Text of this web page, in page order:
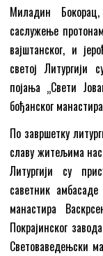
Миладин
саслужење
вајштанског, и
светој Литургији
појања „Свети
бођанског
По завршетку
славу житељима
Литургији су
саветник
манастира
Покрајинског
Световаведењски